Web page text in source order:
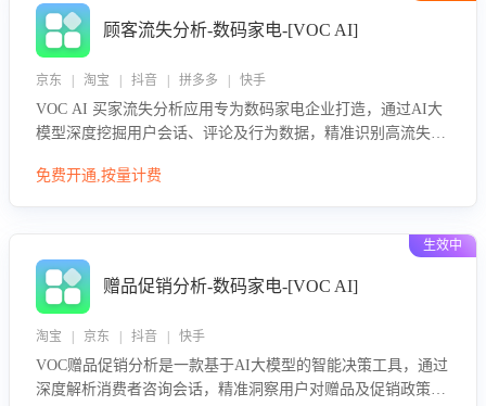
顾客流失分析-数码家电-[VOC AI]
京东 | 淘宝 | 抖音 | 拼多多 | 快手
VOC AI 买家流失分析应用专为数码家电企业打造，通过AI大
模型深度挖掘用户会话、评论及行为数据，精准识别高流失风
迟、竞品价格冲击等。系统自动输出可落地的挽回策略，迅速
免费开通,按量计费
生效中
赠品促销分析-数码家电-[VOC AI]
淘宝 | 京东 | 抖音 | 快手
VOC赠品促销分析是一款基于AI大模型的智能决策工具，通过
深度解析消费者咨询会话，精准洞察用户对赠品及促销政策的